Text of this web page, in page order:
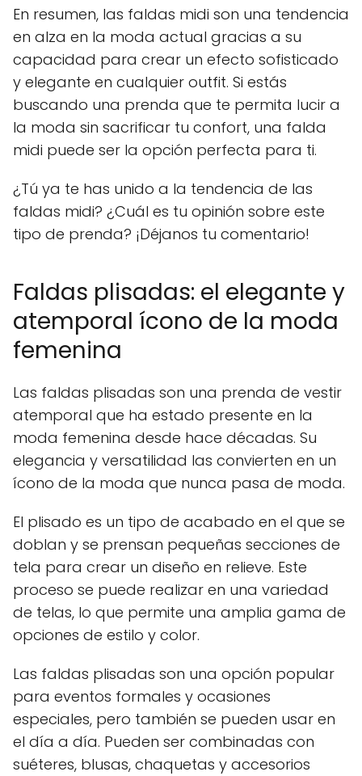
En resumen, las faldas midi son una tendencia
en alza en la moda actual gracias a su
capacidad para crear un efecto sofisticado
y elegante en cualquier outfit. Si estás
buscando una prenda que te permita lucir a
la moda sin sacrificar tu confort, una falda
midi puede ser la opción perfecta para ti.
¿Tú ya te has unido a la tendencia de las
faldas midi? ¿Cuál es tu opinión sobre este
tipo de prenda? ¡Déjanos tu comentario!
Faldas plisadas: el elegante y
atemporal ícono de la moda
femenina
Las faldas plisadas son una prenda de vestir
atemporal que ha estado presente en la
moda femenina desde hace décadas. Su
elegancia y versatilidad las convierten en un
ícono de la moda que nunca pasa de moda.
El plisado es un tipo de acabado en el que se
doblan y se prensan pequeñas secciones de
tela para crear un diseño en relieve. Este
proceso se puede realizar en una variedad
de telas, lo que permite una amplia gama de
opciones de estilo y color.
Las faldas plisadas son una opción popular
para eventos formales y ocasiones
especiales, pero también se pueden usar en
el día a día. Pueden ser combinadas con
suéteres, blusas, chaquetas y accesorios